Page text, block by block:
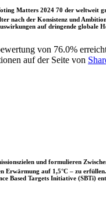
Matters 2024 70 der weltweit
nach der Konsistenz und
auf dringende
von 76.0%
auf der Seite von
und formulieren
auf 1,5°C – zu
Based Targets Initiative (SBTi)